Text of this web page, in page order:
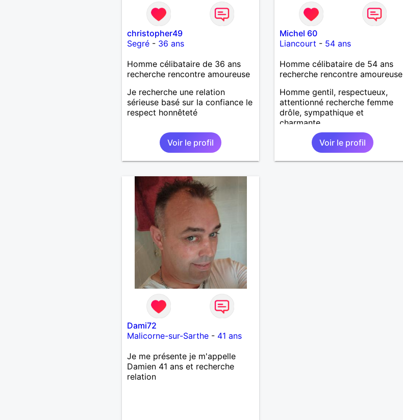
christopher49
Segré- 36 ans
Homme célibataire de 36 ans
recherche rencontre amoureuse
Je recherche une relation
sérieuse basé sur la confiance le
respect honnêteté
Voir le profil
Michel 60
Liancourt - 54 ans
Homme célibataire de 54 ans
recherche rencontre amoureuse
Homme gentil, respectueux,
attentionné recherche femme
drôle, sympathique et
charmante
Voir le profil
Dami72
Malicorne-sur-Sarthe- 41 ans
Je me présente je m'appelle
Damien 41 ans et recherche
relation